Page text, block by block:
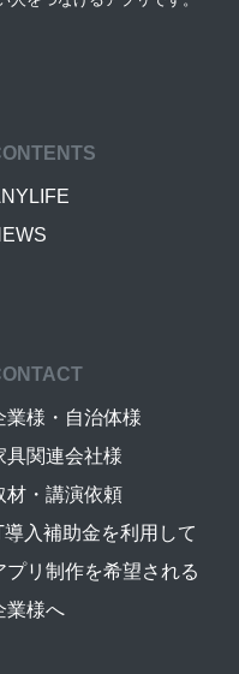
業様・自治体様
具関連会社様
材・講演依頼
導入補助金を利用して
プリ制作を希望される
業様へ